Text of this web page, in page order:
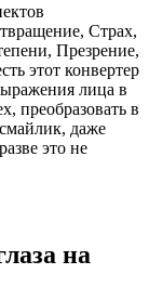
Страх,
Презрение,
этот конвертер
лица в
преобразовать в
даже
это не
на